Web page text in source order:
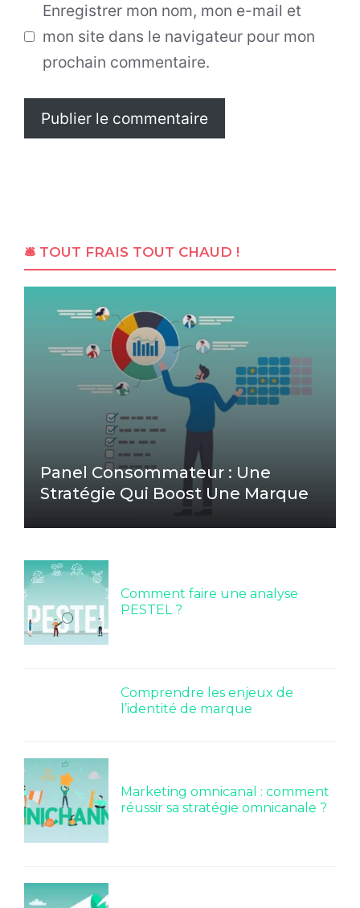
Enregistrer mon nom, mon e-mail et
mon site dans le navigateur pour mon
prochain commentaire.
🛎 TOUT FRAIS TOUT CHAUD !
Panel Consommateur : Une
Stratégie Qui Boost Une Marque
Comment faire une analyse
PESTEL ?
Comprendre les enjeux de
l’identité de marque
Marketing omnicanal : comment
réussir sa stratégie omnicanale ?